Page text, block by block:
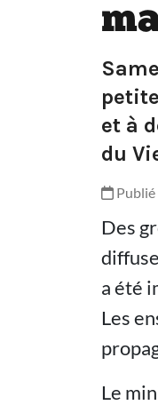
et à
du
Des
a été
Les
Le